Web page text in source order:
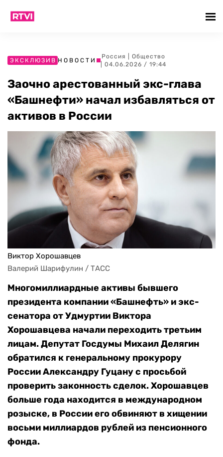
ЭКСКЛЮЗИВ НОВОСТИ
Россия
Общество
| 04.06.2026 / 19:44
Заочно арестованный экс-глава
«Башнефти» начал избавляться от
активов в России
Виктор Хорошавцев
Валерий Шарифулин / ТАСС
Многомиллиардные активы бывшего
президента компании «Башнефть» и экс-
сенатора от Удмуртии Виктора
Хорошавцева начали переходить третьим
лицам. Депутат Госдумы Михаил Делягин
обратился к генеральному прокурору
России Александру Гуцану с просьбой
проверить законность сделок. Хорошавцев
больше года находится в международном
розыске, в России его обвиняют в хищении
восьми миллиардов рублей из пенсионного
фонда.